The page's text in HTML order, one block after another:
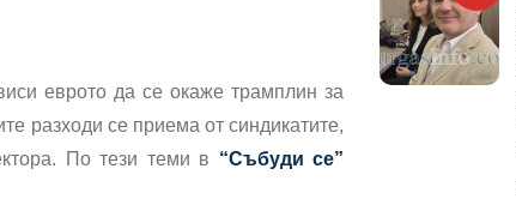
еврото да се окаже трамплин за
разходи се приема от синдикатите,
По тези теми в “Събуди се”